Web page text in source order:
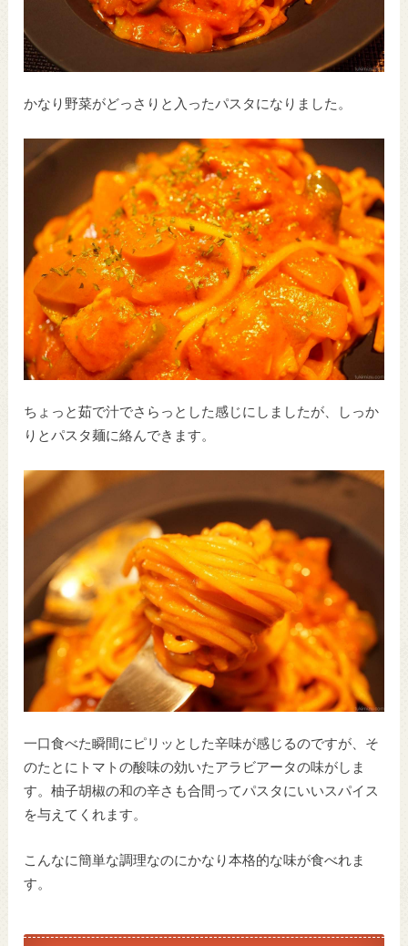
かなり野菜がどっさりと入ったパスタになりました。
ちょっと茹で汁でさらっとした感じにしましたが、しっか
りとパスタ麺に絡んできます。
一口食べた瞬間にピリッとした辛味が感じるのですが、そ
のたとにトマトの酸味の効いたアラビアータの味がしま
す。柚子胡椒の和の辛さも合間ってパスタにいいスパイス
を与えてくれます。
こんなに簡単な調理なのにかなり本格的な味が食べれま
す。